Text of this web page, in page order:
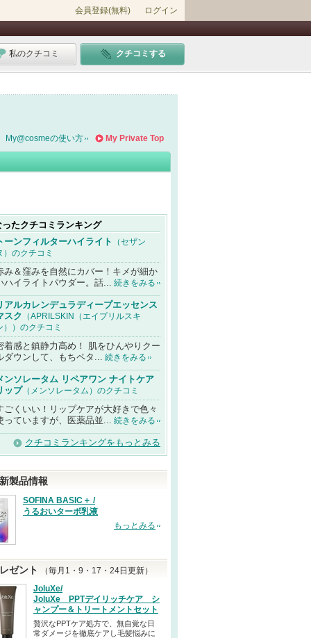
会員登録(無料) ログイン
私のクチコミ クチコミする
My Private Top
My@cosmeの使い方
たクチコミランキング
ーンフィルターハイライト
（セザン
）のクチコミ
み＆窪みを自然にカバー！キメが細か
ハイライトパウダー。話... 続きをみる
アルカレンデュラディープエッセンス
スク （APRILSKIN（エイプリルスキ
））のクチコミ
着感と鎮静力高め！ 肌をひんやりクー
ダウンして、もちペタ... 続きをみる
ンソレータム リペアワン ナイトケア
ップ（メンソレータム）のクチコミ
ごくいい！リップケアが大好きで色々
っていますが、医薬品並... 続きをみる
クチコミランキングをもっとみる
製品情報
SOFINA BASIC＋ /
うるおいターボ乳液
もっとみる
ゼント
（毎月1・9・17・24日更新）
JoluXe/
JoluXe PPTデイリッチケア シ
ャンプー＆トリートメントセット
贅沢なPPTケア処方で、無自覚な日
常ダメージを徹底ケアし毛髪悩みに